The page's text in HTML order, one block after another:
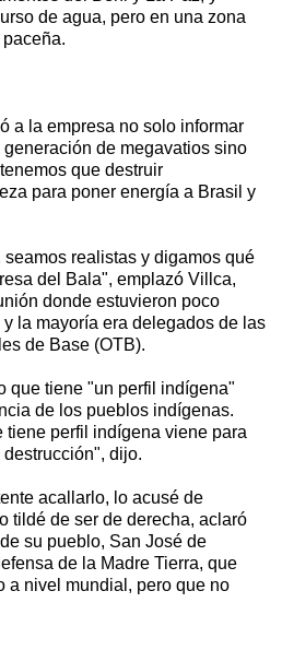
de agua, pero en una zona
a la empresa no solo informar
de megavatios sino
que destruir
para poner energía a Brasil y
realistas y digamos qué
del Bala", emplazó Villca,
donde estuvieron poco
la mayoría era delegados de las
de Base (OTB).
que tiene "un perfil indígena"
de los pueblos indígenas.
tiene perfil indígena viene para
dijo.
acallarlo, lo acusé de
tildé de ser de derecha, aclaró
su pueblo, San José de
de la Madre Tierra, que
a nivel mundial, pero que no